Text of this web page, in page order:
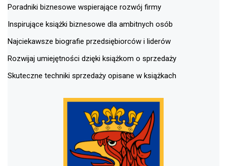
Poradniki biznesowe wspierające rozwój firmy
Inspirujące książki biznesowe dla ambitnych osób
Najciekawsze biografie przedsiębiorców i liderów
Rozwijaj umiejętności dzięki książkom o sprzedaży
Skuteczne techniki sprzedaży opisane w książkach